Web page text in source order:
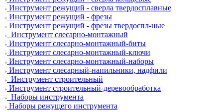
Инструмент режущий - сверла твердосплавные
Инструмент режущий - фрезы
Инструмент режущий - фрезы твердоспл-ные
Инструмент слесарно-монтажный
Инструмент слесарно-монтажный-биты
Инструмент слесарно-монтажный-ключи
Инструмент слесарно-монтажный-наборы
Инструмент слесарный-напильники, надфили
Инструмент строительный
Инструмент строительный-деревообработка
Наборы инструмента
Наборы режущего инструмента